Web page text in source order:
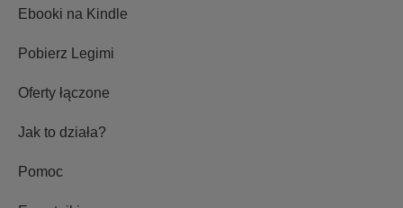
Ebooki na Kindle
Pobierz Legimi
Oferty łączone
Jak to działa?
Pomoc